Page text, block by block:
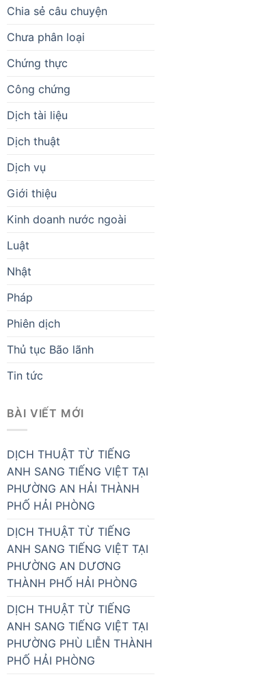
Chia sẻ câu chuyện
Chưa phân loại
Chứng thực
Công chứng
Dịch tài liệu
Dịch thuật
Dịch vụ
Giới thiệu
Kinh doanh nước ngoài
Luật
Nhật
Pháp
Phiên dịch
Thủ tục Bão lãnh
Tin tức
BÀI VIẾT MỚI
DỊCH THUẬT TỪ TIẾNG
ANH SANG TIẾNG VIỆT TẠI
PHƯỜNG AN HẢI THÀNH
PHỐ HẢI PHÒNG
DỊCH THUẬT TỪ TIẾNG
ANH SANG TIẾNG VIỆT TẠI
PHƯỜNG AN DƯƠNG
THÀNH PHỐ HẢI PHÒNG
DỊCH THUẬT TỪ TIẾNG
ANH SANG TIẾNG VIỆT TẠI
PHƯỜNG PHÙ LIỄN THÀNH
PHỐ HẢI PHÒNG